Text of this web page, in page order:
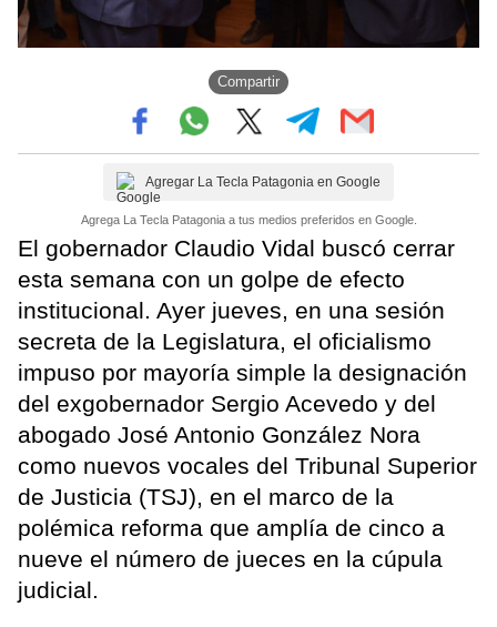
Compartir
Agregar La Tecla Patagonia en Google
Agrega La Tecla Patagonia a tus medios preferidos en Google.
El gobernador Claudio Vidal buscó cerrar
esta semana con un golpe de efecto
institucional. Ayer jueves, en una sesión
secreta de la Legislatura, el oficialismo
impuso por mayoría simple la designación
del exgobernador Sergio Acevedo y del
abogado José Antonio González Nora
como nuevos vocales del Tribunal Superior
de Justicia (TSJ), en el marco de la
polémica reforma que amplía de cinco a
nueve el número de jueces en la cúpula
judicial.